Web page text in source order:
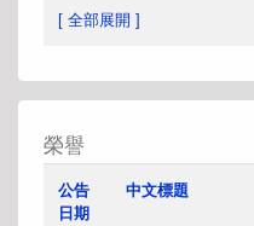
[ 全部展開 ]
榮譽
公告
日期
中文標題